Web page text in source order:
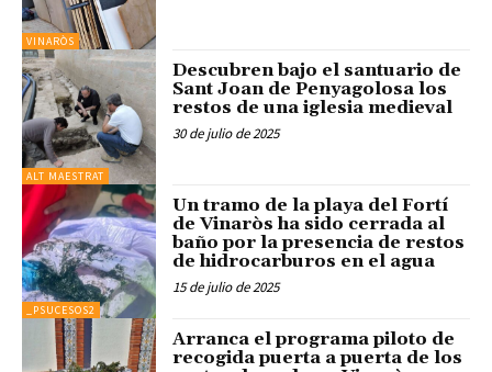
VINARÒS
ALT MAESTRAT
Descubren bajo el santuario de
Sant Joan de Penyagolosa los
restos de una iglesia medieval
30 de julio de 2025
_PSUCESOS2
Un tramo de la playa del Fortí
de Vinaròs ha sido cerrada al
baño por la presencia de restos
de hidrocarburos en el agua
15 de julio de 2025
Arranca el programa piloto de
recogida puerta a puerta de los